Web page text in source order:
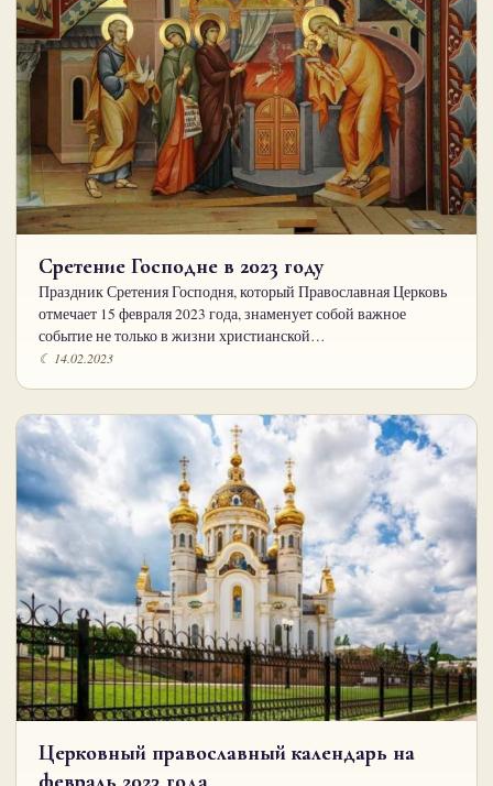
Сретение Господне в 2023 году
Праздник Сретения Господня, который Православная Церковь
отмечает 15 февраля 2023 года, знаменует собой важное
событие не только в жизни христианской…
☾ 14.02.2023
Церковный православный календарь на